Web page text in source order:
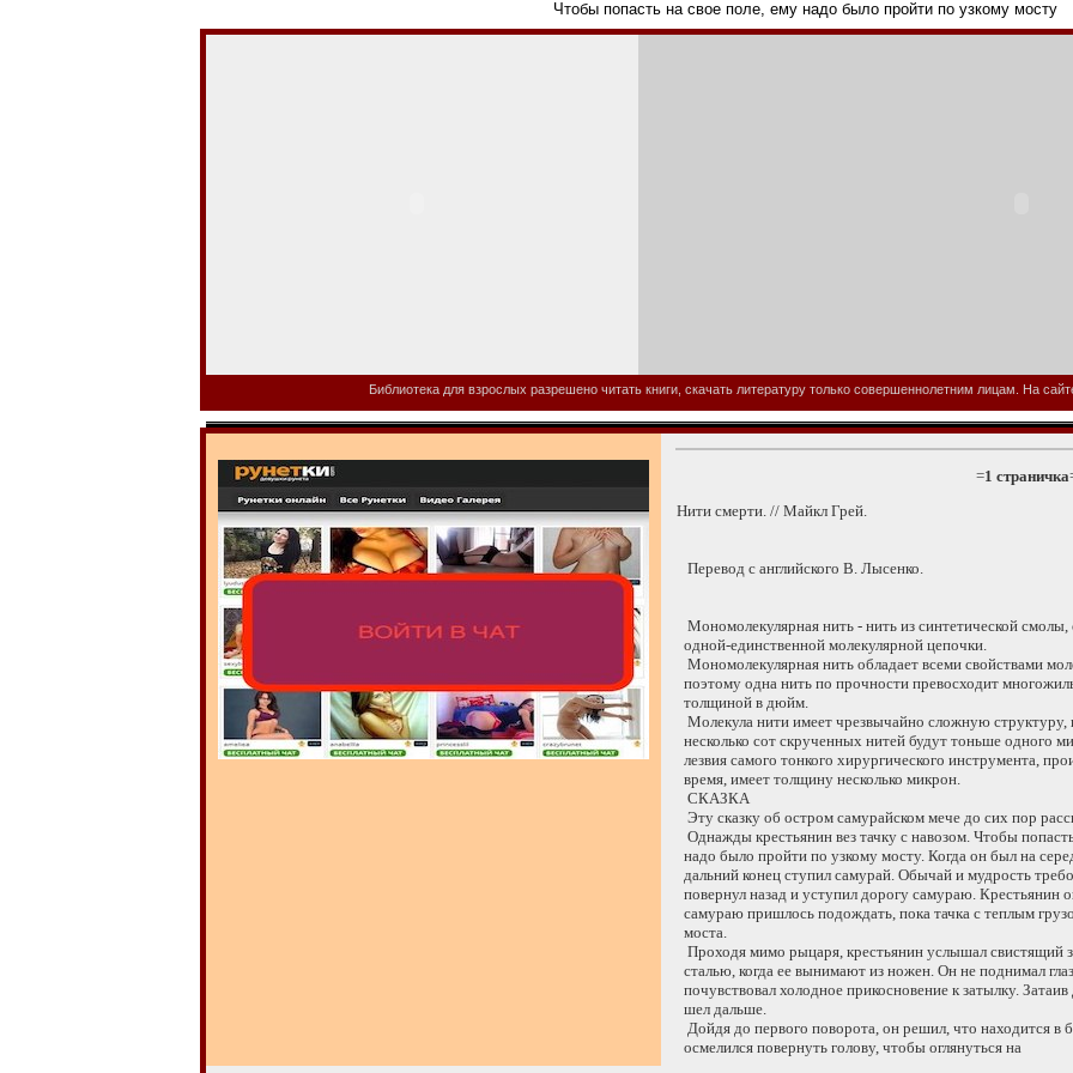
Чтобы попасть на свое поле, ему надо было пройти по узкому мосту
Библиотека для взрослых разрешено читать книги, скачать литературу только совершеннолетним лицам. На
=1 страничка
Нити смерти. // Майкл Грей.
Перевод с английского В. Лысенко.
Мономолекулярная нить - нить из синтетической смолы,
одной-единственной молекулярной цепочки.
Мономолекулярная нить обладает всеми свойствами
поэтому одна нить по прочности превосходит
толщиной в дюйм.
Молекула нити имеет чрезвычайно сложную структуру,
несколько сот скрученных нитей будут тоньше одного
лезвия самого тонкого хирургического инструмента,
время, имеет толщину несколько микрон.
СКАЗКА
Эту сказку об остром самурайском мече до сих пор
Однажды крестьянин вез тачку с навозом. Чтобы
надо было пройти по узкому мосту. Когда он был на
дальний конец ступил самурай. Обычай и мудрость
повернул назад и уступил дорогу самураю. Крестьянин
самураю пришлось подождать, пока тачка с теплым
моста.
Проходя мимо рыцаря, крестьянин услышал свистящий
сталью, когда ее вынимают из ножен. Он не поднимал
почувствовал холодное прикосновение к затылку.
шел дальше.
Дойдя до первого поворота, он решил, что находится в
осмелился повернуть голову, чтобы оглянуться на